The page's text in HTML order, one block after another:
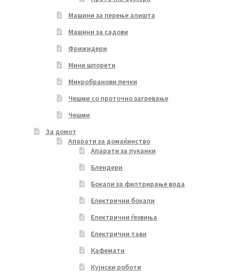
Машини за перење алишта
Машини за садови
Фрижидери
Мини шпорети
Микробранови печки
Чешми со проточно загревање
Чешми
За домот
Апарати за домаќинство
Апарати за пуканки
Блендери
Бокали за филтрирање вода
Електрични бокали
Електрични ѓезвиња
Електрични тави
Кафемати
Кујнски роботи